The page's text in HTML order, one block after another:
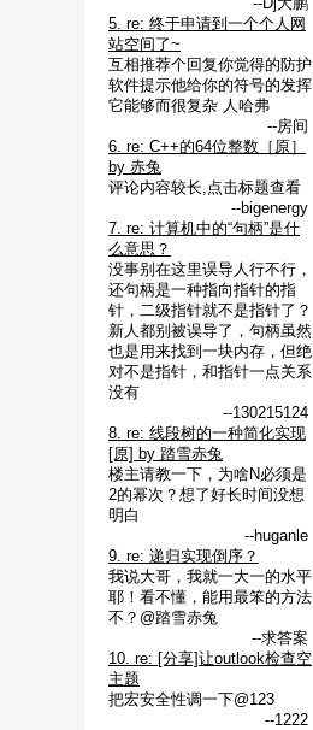
5. re: 终于申请到一个个人网
站空间了~
互相推荐个回复你觉得的防护
软件提示他给你的符号的发挥
它能够而很复杂 人哈弗
--房间
6. re: C++的64位整数［原］
by 赤兔
评论内容较长,点击标题查看
--bigenergy
7. re: 计算机中的“句柄”是什
么意思？
没事别在这里误导人行不行，
还句柄是一种指向指针的指
针，二级指针就不是指针了？
新人都别被误导了，句柄虽然
也是用来找到一块内存，但绝
对不是指针，和指针一点关系
没有
--130215124
8. re: 线段树的一种简化实现
[原] by 踏雪赤兔
楼主请教一下，为啥N必须是
2的幂次？想了好长时间没想
明白
--huganle
9. re: 递归实现倒序？
我说大哥，我就一大一的水平
耶！看不懂，能用最笨的方法
不？@踏雪赤兔
--求答案
10. re: [分享]让outlook检查空
主题
把宏安全性调一下@123
--1222